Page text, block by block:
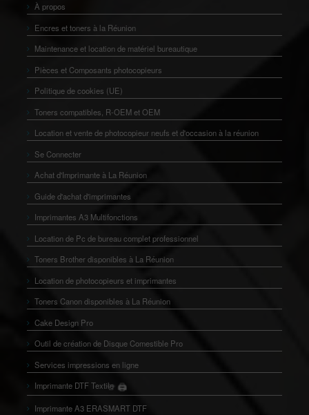
À propos
Encres et toners à la Réunion
Maintenance et location de matériel bureautique
Pièces et Composants photocopieurs
Politique de cookies (UE)
Toners compatibles, R-OEM et OEM
Location et vente de photocopieur neufs et d'occasion à la réunion
Se Connecter
Achat d'Imprimante à La Réunion
Guide d'achat d'imprimantes
Imprimantes A3 Multifonctions
Location de Pc de bureau complet professionnel
Toners Brother disponibles à La Réunion
Location de photocopieurs et imprimantes
Toners Canon disponibles à La Réunion
Cake Design Pro
Outil de création de Disque Comestible Pro
Services impressions en ligne
Imprimante DTF Textile 🖨️
👕
Imprimante A3 ERASMART DTF